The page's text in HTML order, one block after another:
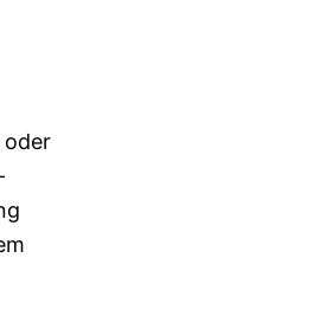
oder